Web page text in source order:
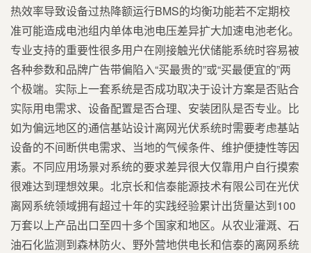
热效率导致设备过热降额运行BMS的均衡功能若不定期校
准可能造成电池组内单体电池电压差异扩大加速电池老化。
专业支持的重要性很多用户在刚接触光伏储能系统时容易被
各种参数和品牌广告带偏陷入“买最贵的”或“买最便宜的”两
个极端。实际上一套系统是否成功取决于设计方案是否贴合
实际用电需求、设备配置是否合理、安装团队是否专业。比
如为偏远地区的通信基站设计离网光伏系统时需要考虑基站
设备的不间断供电需求、当地的气候条件、维护便捷性等因
素。不同应用场景对系统的要求差异很大仅靠用户自行摸索
很难达到理想效果。北京长和信泰能源技术有限公司在光伏
离网系统领域拥有超过十年的实践经验累计出货量达到100
万套以上产品出口至四十多个国家和地区。从农业灌溉、石
油石化监测到森林防火、野外营地供电长和信泰的离网系统